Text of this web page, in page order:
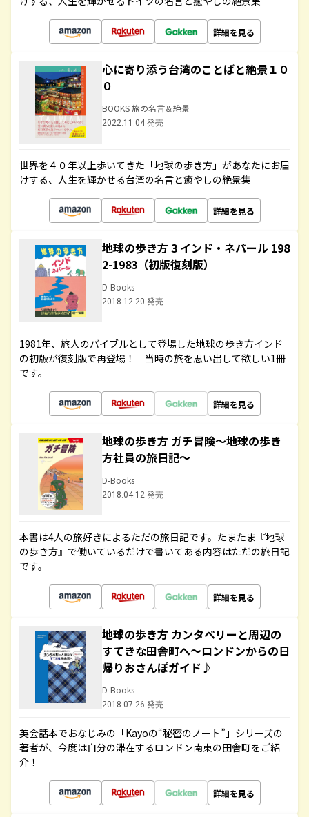
詳細を見る
心に寄り添う台湾のことばと絶景１０
０
BOOKS 旅の名言＆絶景
2022.11.04 発売
世界を４０年以上歩いてきた「地球の歩き方」があなたにお届
けする、人生を輝かせる台湾の名言と癒やしの絶景集
詳細を見る
地球の歩き方 3 インド・ネパール 198
2-1983（初版復刻版）
D-Books
2018.12.20 発売
1981年、旅人のバイブルとして登場した地球の歩き方インド
の初版が復刻版で再登場！ 当時の旅を思い出して欲しい1冊
です。
詳細を見る
地球の歩き方 ガチ冒険～地球の歩き
方社員の旅日記～
D-Books
2018.04.12 発売
本書は4人の旅好きによるただの旅日記です。たまたま『地球
の歩き方』で働いているだけで書いてある内容はただの旅日記
です。
詳細を見る
地球の歩き方 カンタベリーと周辺の
すてきな田舎町へ～ロンドンからの日
帰りおさんぽガイド♪
D-Books
2018.07.26 発売
英会話本でおなじみの「Kayoの“秘密のノート”」シリーズの
著者が、今度は自分の滞在するロンドン南東の田舎町をご紹
介！
詳細を見る